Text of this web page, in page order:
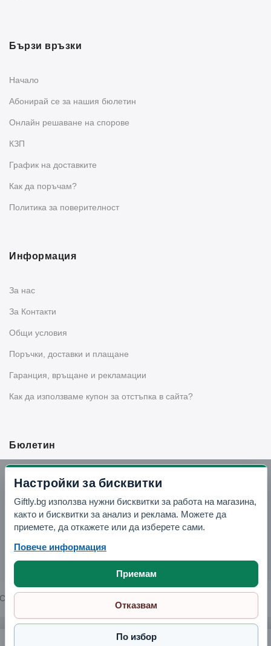
Бързи връзки
Начало
Абонирай се за нашия бюлетин
Oнлайн решаване на спорове
КЗП
График на доставките
Как да поръчам?
Политика за поверителност
Информация
За нас
За Контакти
Общи условия
Поръчки, доставки и плащане
Гаранция, връщане и рекламации
Как да използваме купон за отстъпка в сайта?
Бюлетин
Вземи -10% отстъпка в Telegram
Отвори Telegram
Copyright © 2026 GIFTLY.BG. All rights reserved.
Настройки за бисквитки
Giftly.bg използва нужни бисквитки за работа на магазина,
както и бисквитки за анализ и реклама. Можете да
приемете, да откажете или да изберете сами.
Повече информация
Приемам
Отказвам
По избор